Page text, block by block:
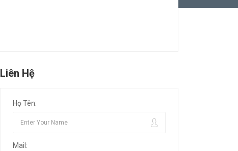
Liên Hệ
Họ Tên:
Mail: